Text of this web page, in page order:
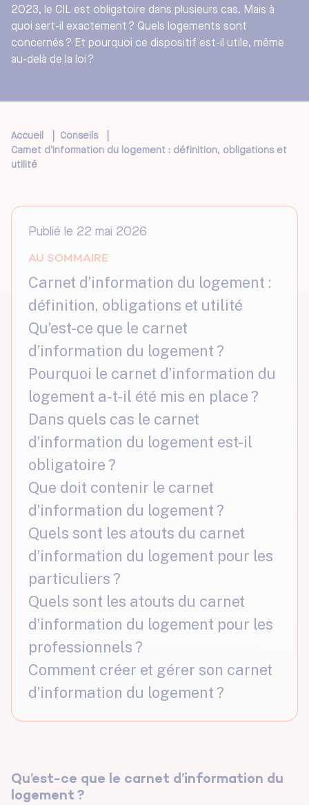
2023, le CIL est obligatoire dans plusieurs cas. Mais à
quoi sert-il exactement ? Quels logements sont
concernés ? Et pourquoi ce dispositif est-il utile, même
au-delà de la loi ?
Accueil Conseils
Carnet d’information du logement : définition, obligations et
utilité
Publié le 22 mai 2026
AU SOMMAIRE
Carnet d’information du logement :
définition, obligations et utilité
Qu’est-ce que le carnet
d’information du logement ?
Pourquoi le carnet d’information du
logement a-t-il été mis en place ?
Dans quels cas le carnet
d’information du logement est-il
obligatoire ?
Que doit contenir le carnet
d’information du logement ?
Quels sont les atouts du carnet
d’information du logement pour les
particuliers ?
Quels sont les atouts du carnet
d’information du logement pour les
professionnels ?
Comment créer et gérer son carnet
d’information du logement ?
Qu’est-ce que le carnet d’information du
logement ?